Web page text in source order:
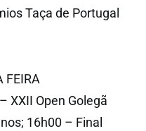
Taça de Portugal
FEIRA
XXII Open Golegã
16h00 – Final